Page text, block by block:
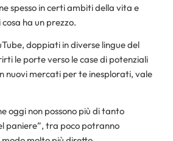
spesso in certi ambiti della vita e
ha un prezzo.
doppiati in diverse lingue del
le porte verso le case di potenziali
nuovi mercati per te inesplorati, vale
oggi non possono più di tanto
paniere”, tra poco potranno